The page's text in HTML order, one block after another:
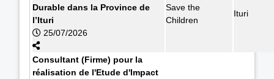
Durable dans la Province de
l’Ituri
25/07/2026
Save the
Children
Ituri
Consultant (Firme) pour la
réalisation de l'Etude d'Impact